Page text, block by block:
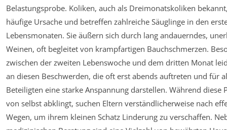
Belastungsprobe. Koliken, auch als Dreimonatskoliken
häufige Ursache und betreffen zahlreiche Säuglinge in den
Lebensmonaten. Sie äußern sich durch lang andauerndes,
Weinen, oft begleitet von krampfartigen Bauchschmerzen.
zwischen der zweiten Lebenswoche und dem dritten Monat
an diesen Beschwerden, die oft erst abends auftreten und für
Beteiligten eine starke Anspannung darstellen. Während diese
von selbst abklingt, suchen Eltern verständlicherweise nach
Wegen, um ihrem kleinen Schatz Linderung zu verschaffen.